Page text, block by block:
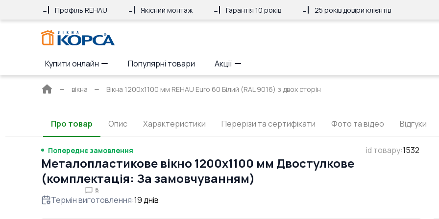
Профіль REHAU Якісний монтаж Гарантія 10 років 25 років довіри клієнтів
Купити онлайн Популярні товари Акції
Головна
вікна Вікна 1200x1100 мм REHAU Euro 60 Білий (RAL 9016) з двох сторін
Про товар Опис Характеристики Перерізи та сертифікати Фото та відео Відгуки
Попереднє замовлення id товару:1532
Металопластикове вікно 1200x1100 мм Двостулкове
(комплектація: За замовчуванням)
6
Термін виготовлення:19днів